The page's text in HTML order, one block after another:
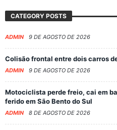
CATEGORY POSTS
ADMIN 9 DE AGOSTO DE 2026
Colisão frontal entre dois carros
ADMIN 9 DE AGOSTO DE 2026
Motociclista perde freio, cai em
ferido em São Bento do Sul
ADMIN 8 DE AGOSTO DE 2026